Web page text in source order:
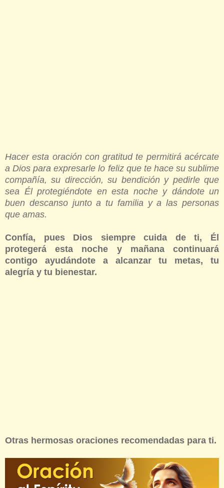
Hacer esta oración con gratitud te permitirá acércate
a Dios para expresarle lo feliz que te hace su sublime
compañía, su dirección, su bendición y pedirle que
sea Él protegiéndote en esta noche y dándote un
buen descanso junto a tu familia y a las personas
que amas.
Confía, pues Dios siempre cuida de ti, Él
protegerá esta noche y mañana continuará
contigo ayudándote a alcanzar tu metas, tu
alegría y tu bienestar.
Otras hermosas oraciones recomendadas para ti.